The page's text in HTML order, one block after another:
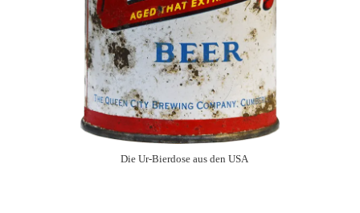
Die Ur-Bierdose aus den USA